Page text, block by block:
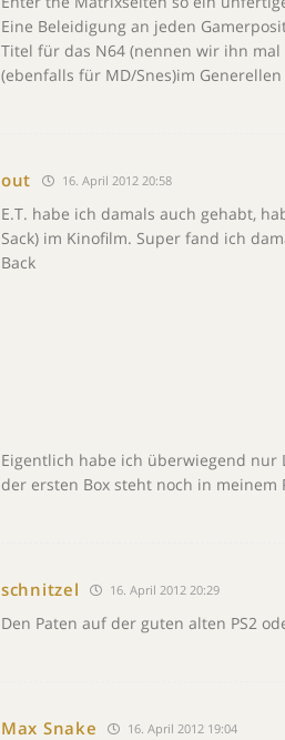
Eine Beleidigung an jeden
Titel für das N64 (nennen wir ihn mal
(ebenfalls für MD/Snes)im
out 16. April 2012 20:58
E.T. habe ich damals auch gehabt,
Sack) im Kinofilm. Super fand ich
Back
Eigentlich habe ich überwiegend nur
der ersten Box steht noch in meinem
schnitzel 16. April 2012 20:29
Den Paten auf der guten alten PS2
Max Snake 16. April 2012 19:04